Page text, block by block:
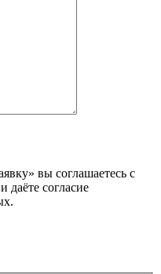
вы соглашаетесь с
и даёте согласие